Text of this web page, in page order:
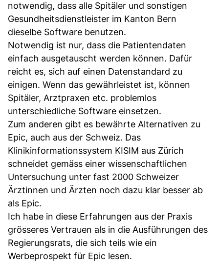
notwendig, dass alle Spitäler und sonstigen
Gesundheitsdienstleister im Kanton Bern
dieselbe Software benutzen.
Notwendig ist nur, dass die Patientendaten
einfach ausgetauscht werden können. Dafür
reicht es, sich auf einen Datenstandard zu
einigen. Wenn das gewährleistet ist, können
Spitäler, Arztpraxen etc. problemlos
unterschiedliche Software einsetzen.
Zum anderen gibt es bewährte Alternativen zu
Epic, auch aus der Schweiz. Das
Klinikinformationssystem KISIM aus Zürich
schneidet gemäss einer wissenschaftlichen
Untersuchung unter fast 2000 Schweizer
Ärztinnen und Ärzten noch dazu klar besser ab
als Epic.
Ich habe in diese Erfahrungen aus der Praxis
grösseres Vertrauen als in die Ausführungen des
Regierungsrats, die sich teils wie ein
Werbeprospekt für Epic lesen.